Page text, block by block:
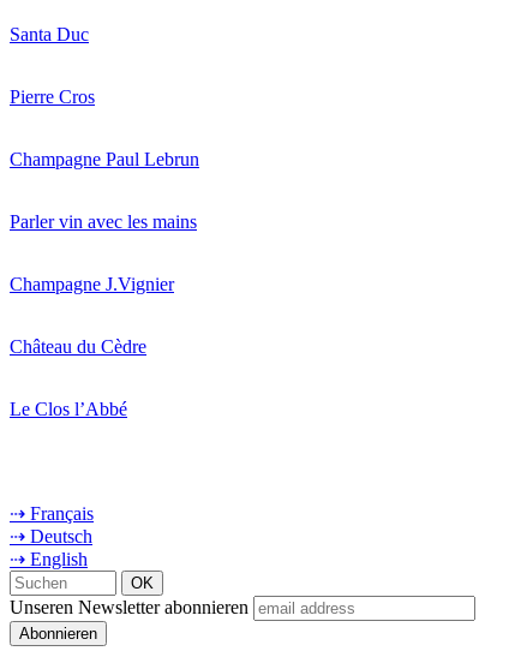
Santa Duc
Pierre Cros
Champagne Paul Lebrun
Parler vin avec les mains
Champagne J.Vignier
Château du Cèdre
Le Clos l’Abbé
⇢ Français
⇢ Deutsch
⇢ English
Unseren Newsletter abonnieren